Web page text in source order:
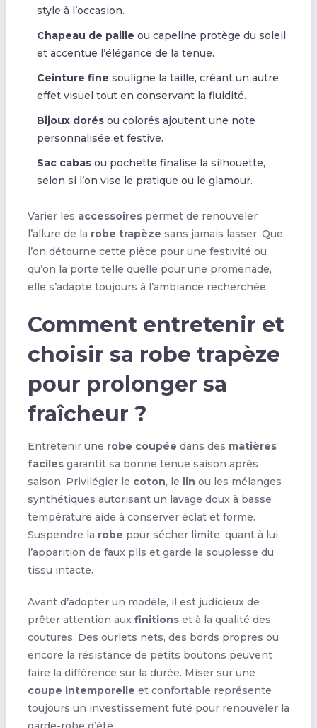
style à l’occasion.
Chapeau de paille ou capeline protège du soleil
et accentue l’élégance de la tenue.
Ceinture fine souligne la taille, créant un autre
effet visuel tout en conservant la fluidité.
Bijoux dorésou colorés ajoutent une note
personnalisée et festive.
Sac cabasou pochette finalise la silhouette,
selon si l’on vise le pratique ou le glamour.
Varier les accessoirespermet de renouveler
l’allure de la robe trapèze sans jamais lasser. Que
l’on détourne cette pièce pour une festivité ou
qu’on la porte telle quelle pour une promenade,
elle s’adapte toujours à l’ambiance recherchée.
Comment entretenir et
choisir sa robe trapèze
pour prolonger sa
fraîcheur ?
Entretenir une robe coupée dans des matières
facilesgarantit sa bonne tenue saison après
saison. Privilégier le coton, le lin ou les mélanges
synthétiques autorisant un lavage doux à basse
température aide à conserver éclat et forme.
Suspendre la robe pour sécher limite, quant à lui,
l’apparition de faux plis et garde la souplesse du
tissu intacte.
Avant d’adopter un modèle, il est judicieux de
prêter attention aux finitionset à la qualité des
coutures. Des ourlets nets, des bords propres ou
encore la résistance de petits boutons peuvent
faire la différence sur la durée. Miser sur une
coupe intemporelle et confortable représente
toujours un investissement futé pour renouveler la